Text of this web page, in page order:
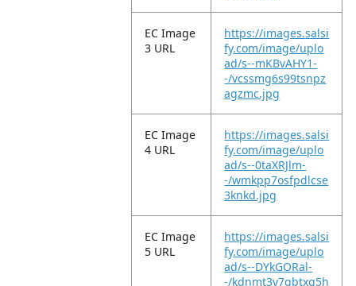
EC Image
3 URL
https://images.salsi
fy.com/image/uplo
ad/s--mKBvAHY1-
-/vcssmg6s99tsnpz
agzmc.jpg
EC Image
4 URL
https://images.salsi
fy.com/image/uplo
ad/s--0taXRJlm-
-/wmkpp7osfpdlcse
3knkd.jpg
EC Image
5 URL
https://images.salsi
fy.com/image/uplo
ad/s--DYkGORal-
-/kdnmt3y7qbtxg5h